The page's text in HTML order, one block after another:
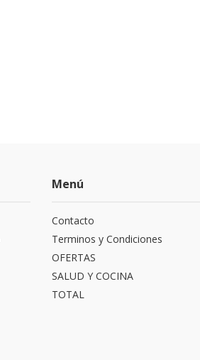
Menú
Contacto
Terminos y Condiciones
OFERTAS
SALUD Y COCINA
TOTAL